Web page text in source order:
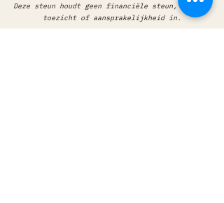
Deze steun houdt geen financiële steun, medisch
toezicht of aansprakelijkheid in.